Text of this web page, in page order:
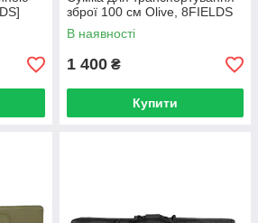
зброї 100 см Olive, 8FIELDS
В наявності
1 400 ₴
Купити